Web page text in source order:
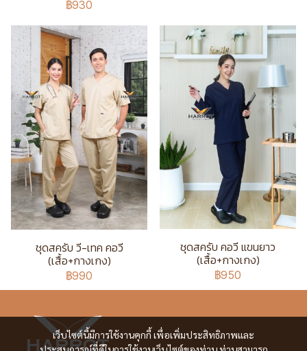
฿930
ชุดสครับ วี-เทค คอวี
(เสื้อ+กางเกง)
฿990
ชุดสครับ คอวี แขนยาว
(เสื้อ+กางเกง)
฿950
เว็บไซต์นี้มีการใช้งานคุกกี้ เพื่อเพิ่มประสิทธิภาพและ